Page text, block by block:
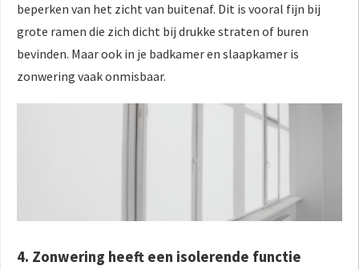
beperken van het zicht van buitenaf. Dit is vooral fijn bij
grote ramen die zich dicht bij drukke straten of buren
bevinden. Maar ook in je badkamer en slaapkamer is
zonwering vaak onmisbaar.
4. Zonwering heeft een isolerende functie